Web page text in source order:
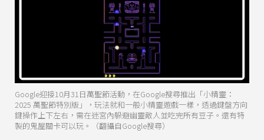
Google迎接10月31日萬聖節活動，在Google搜尋推出「小精靈：
2025 萬聖節特別版」，玩法就和一般小精靈遊戲一樣，透過鍵盤方向
鍵操作上下左右，需在迷宮內躲避幽靈敵人並吃完所有豆子。還有特
製的鬼屋關卡可以玩。（翻攝自Google搜尋）